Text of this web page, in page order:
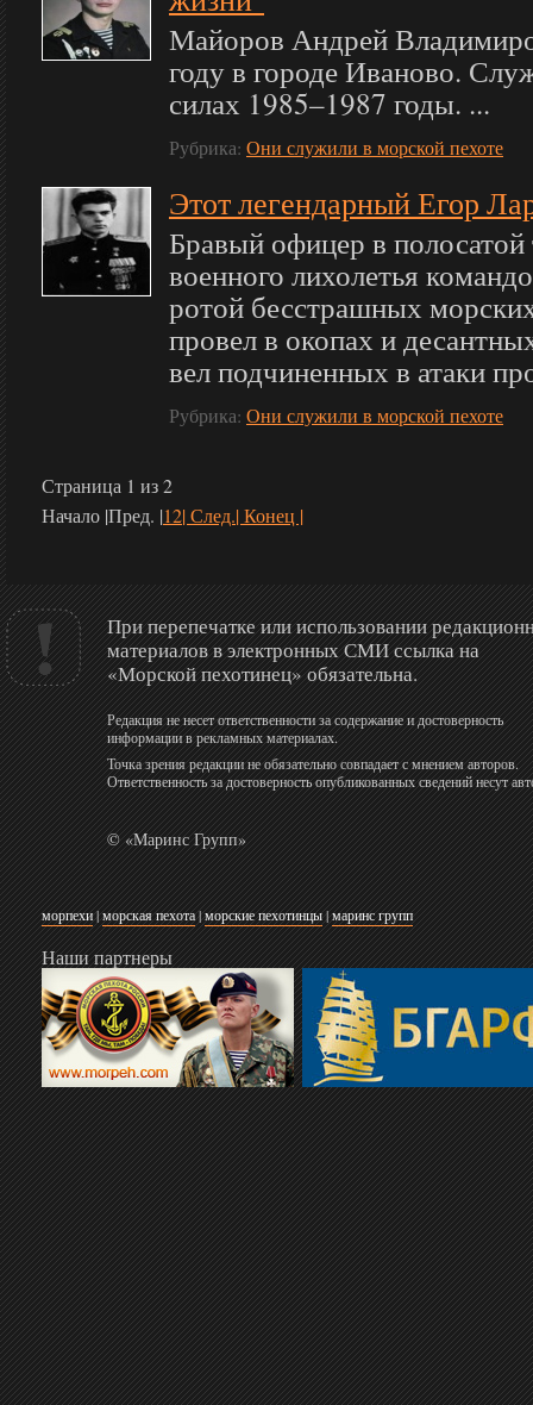
Майоров Андрей
году в городе Иваново.
силах 1985–1987 годы. ...
Рубрика: Они служили в морской пехоте
Этот легендарный Егор
Бравый офицер в
военного лихолетья
ротой бесстрашных
провел в окопах и
вел подчиненных в атаки
Рубрика: Они служили в морской пехоте
Страница 1 из 2
Начало |Пред. |12| След.| Конец |
При перепечатке или использовании
материалов в электронных СМИ ссылка на
«Морской пехотинец» обязательна.
Редакция не несет ответственности за содержание и достоверность
информации в рекламных материалах.
Точка зрения редакции не обязательно совпадает с мнением авторов.
Ответственность за достоверность опубликованных сведений несут
© «Маринс Групп»
морпехи|морская пехота|морские пехотинцы|маринс групп
Наши партнеры